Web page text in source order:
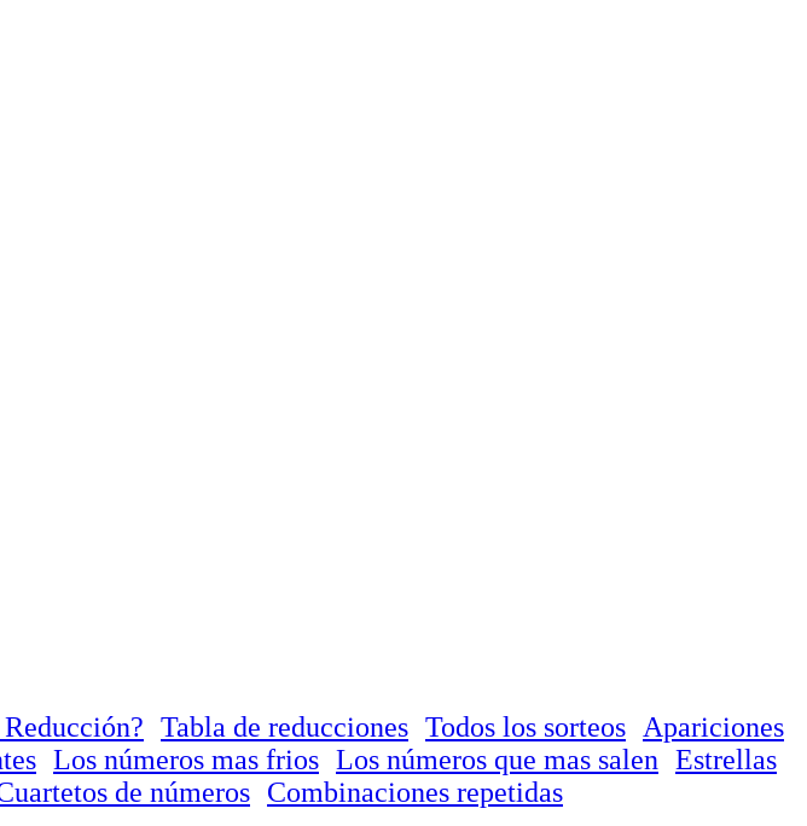
Reducción? Tabla de reducciones Todos los sorteos
Apariciones
Los números mas frios Los números que mas salen Estrellas
de números Combinaciones repetidas